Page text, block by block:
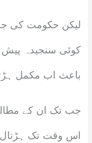
لیکن حکومت کی
کوئی سنجیدہ
باعث اب مکمل
جب تک ان کے
اس وقت تک ہڑتال